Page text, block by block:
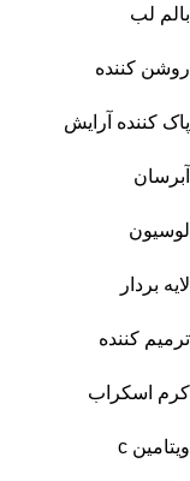
بالم لب
روشن کننده
پاک کننده آرایش
آبرسان
لوسیون
لایه بردار
ترمیم کننده
کرم اسکراب
ویتامین c